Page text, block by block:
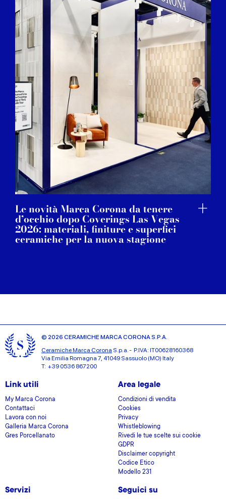
Le novità Marca Corona da tenere
d’occhio dopo Coverings Las Vegas
2026: materiali, finiture e superfici
ceramiche per la nuova stagione
© 2026 CERAMICHE MARCA CORONA S.P.A.
Ceramiche Marca Corona S.p.a. - P.IVA: IT00628160368
Via Emilia Romagna 7, 41049 Sassuolo (MO) Italy
T: +39 0536 867200
Link utili
My Marca Corona
Contattaci
Lavora con noi
Galleria Marca Corona
Gres Porcellanato
Area legale
Condizioni di vendita
Cookies
Privacy
Whistleblowing
Rivedi le tue scelte sui cookie
GDPR
Disclaimer copyright
Codice Etico
Modello 231
Servizi Seguici su